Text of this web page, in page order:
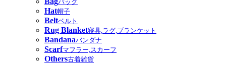
バッグ
Hat帽子
Beltベルト
Rug Blanket寝具,ラグ,ブランケット
Bandanaバンダナ
Scarfマフラー,スカーフ
Others古着雑貨